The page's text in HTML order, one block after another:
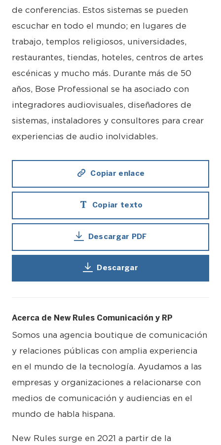
de conferencias. Estos sistemas se pueden
escuchar en todo el mundo; en lugares de
trabajo, templos religiosos, universidades,
restaurantes, tiendas, hoteles, centros de artes
escénicas y mucho más. Durante más de 50
años, Bose Professional se ha asociado con
integradores audiovisuales, diseñadores de
sistemas, instaladores y consultores para crear
experiencias de audio inolvidables.
Copiar enlace
Copiar texto
Descargar PDF
Descargar
Acerca de New Rules Comunicación y RP
Somos una agencia boutique de comunicación
y relaciones públicas con amplia experiencia
en el mundo de la tecnología. Ayudamos a las
empresas y organizaciones a relacionarse con
medios de comunicación y audiencias en el
mundo de habla hispana.
New Rules surge en 2021 a partir de la